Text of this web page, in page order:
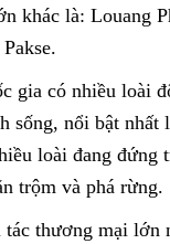
khác là: Louang
gia có nhiều loài
sống, nổi bật nhất
loài đang đứng
trộm và phá rừng.
thương mại lớn